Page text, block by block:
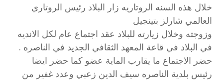
خلال هذه السنه الروتاريه زار البلاد رئيس الروتاري
العالمي شارلز بتينجيل
وزوجته وخلال زيارته للبلاد عقد اجتماع عام لكل الانديه
في البلاد في قاعة المعهد الثقافي الجديد في الناصره .
حضر الاجتماع ما يقارب الماية عضو كما حضر ايضا
رئيس بلدية الناصره سيف الدين زعبي وعدد غفير من